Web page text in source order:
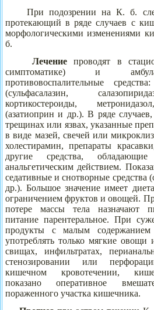
При подозрении на К. б.
протекающий в ряде случаев с
морфологическими изменениями
б.
Лечениепроводят в
симптоматике) и
противовоспалительные
(сульфасалазин,
кортикостероиды,
(азатиоприн и др.). В ряде
трещинах или язвах, указанные
в виде мазей, свечей или
холестирамин, препараты
другие средства,
анальгетическим действием.
седативные и снотворные средства
др.). Большое значение имеет
ограничением фруктов и овощей.
потере массы тела назначают
питание парентеральное. При
продукты с малым содержанием
употреблять только мягкие
свищах, инфильтратах,
стенозировании или
кишечном кровотечении,
показано оперативное
пораженного участка кишечника.